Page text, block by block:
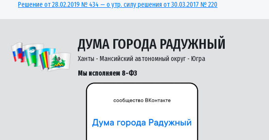
Решение от 28.02.2019 № 434 — о утр. силу решения от 30.03.2017 № 220
ДУМА ГОРОДА РАДУЖНЫЙ
Ханты - Мансийский автономный округ - Югра
Мы исполняем 8-ФЗ